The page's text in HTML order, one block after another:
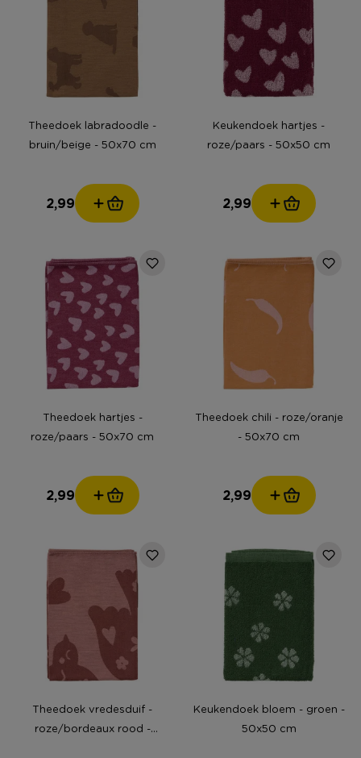
Theedoek labradoodle -
bruin/beige - 50x70 cm
2,99
Keukendoek hartjes -
roze/paars - 50x50 cm
2,99
Theedoek hartjes -
roze/paars - 50x70 cm
2,99
Theedoek chili - roze/oranje
- 50x70 cm
2,99
Theedoek vredesduif -
roze/bordeaux rood -
Keukendoek bloem - groen -
50x50 cm